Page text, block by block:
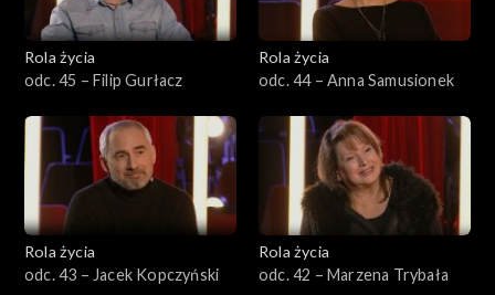
Rola życia
odc. 45 – Filip Gurłacz
Rola życia
odc. 44 – Anna Samusionek
Rola życia
odc. 43 – Jacek Kopczyński
Rola życia
odc. 42 – Marzena Trybała